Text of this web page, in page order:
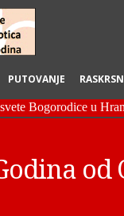
PUTOVANJE
od